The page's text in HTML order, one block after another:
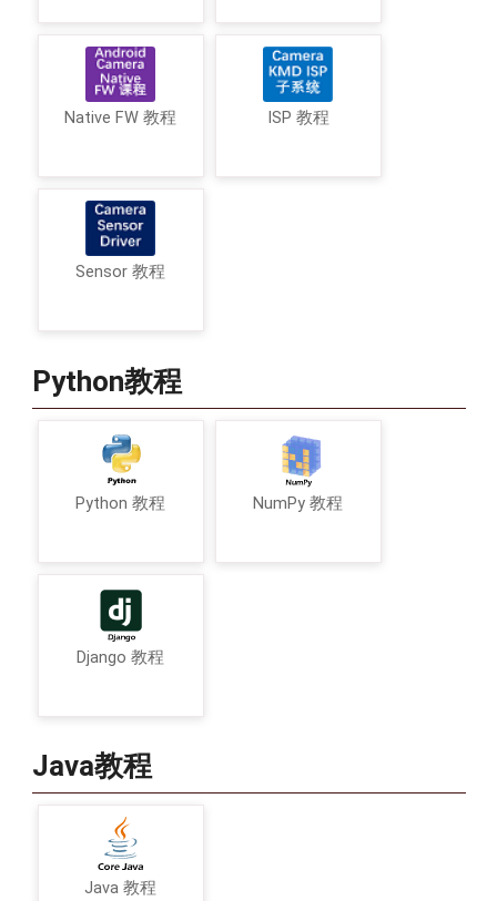
Native FW 教程 ISP 教程
Sensor 教程
Python教程
Python 教程 NumPy 教程
Django 教程
Java教程
Java 教程